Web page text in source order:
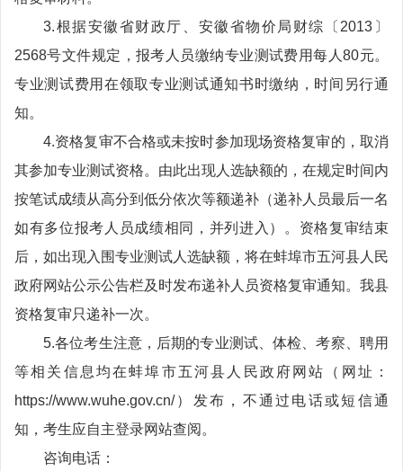
3.根据安徽省财政厅、安徽省物价局财综〔2013〕
2568号文件规定，报考人员缴纳专业测试费用每人80元。
专业测试费用在领取专业测试通知书时缴纳，时间另行通
知。
4.资格复审不合格或未按时参加现场资格复审的，取消
其参加专业测试资格。由此出现人选缺额的，在规定时间内
按笔试成绩从高分到低分依次等额递补（递补人员最后一名
如有多位报考人员成绩相同，并列进入）。资格复审结束
后，如出现入围专业测试人选缺额，将在蚌埠市五河县人民
政府网站公示公告栏及时发布递补人员资格复审通知。我县
资格复审只递补一次。
5.各位考生注意，后期的专业测试、体检、考察、聘用
等相关信息均在蚌埠市五河县人民政府网站（网址：
https://www.wuhe.gov.cn/）发布，不通过电话或短信通
知，考生应自主登录网站查阅。
咨询电话：